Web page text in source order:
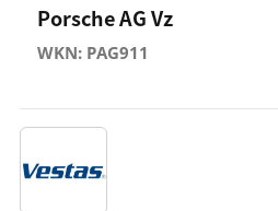
Porsche AG Vz
WKN: PAG911